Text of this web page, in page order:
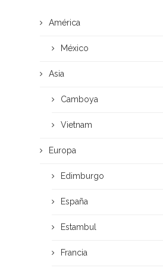
América
México
Asia
Camboya
Vietnam
Europa
Edimburgo
España
Estambul
Francia